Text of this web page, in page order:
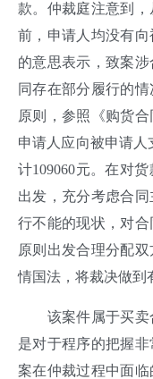
款。仲裁庭注意到
前，申请人均没有向
的意思表示，致案
同存在部分履行的
原则，参照《购货
申请人应向被申请人
计109060元。在对
出发，充分考虑合
行不能的现状，对
原则出发合理分配
情国法，将裁决做到
该案件属于买卖
是对于程序的把握
案在仲裁过程中面